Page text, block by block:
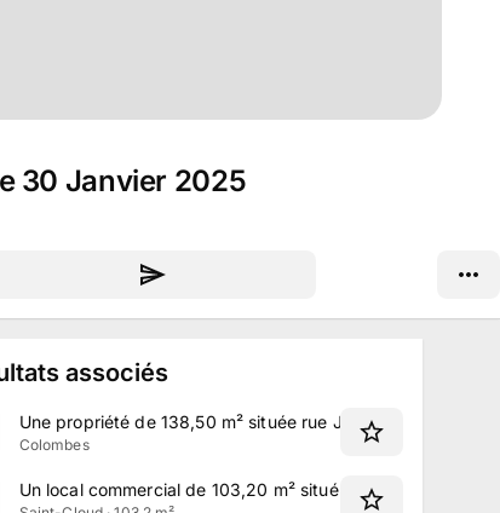
30 Janvier 2025
associés
Une propriété de 138,50 m² située rue Julien Gallé à
Colombes
Un local commercial de 103,20 m² situé avenue du